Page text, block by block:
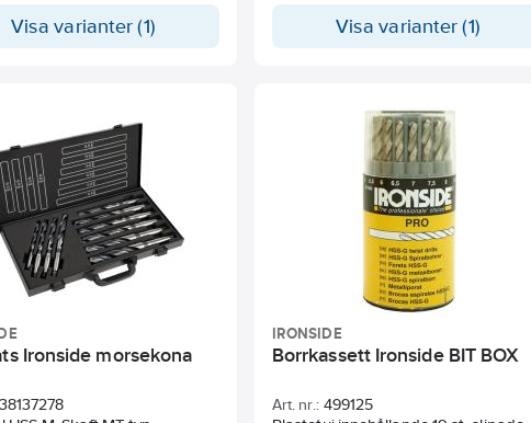
betongborr försedd med
Visa varianter (1)
4,5, 5,0, 5,5, 6,0, 6, 5, 7,0, 7,5, 8,0, 8,5,
Visa varianter (1)
Ironside morsekona
38137278
IRONSIDE
Borrkassett Ironside BIT BOX
Art. nr.: 499125